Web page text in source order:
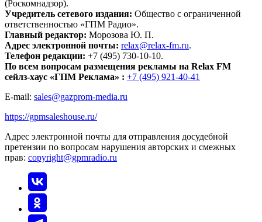
(Роскомнадзор).
Учредитель сетевого издания: Общество с ограниченной
ответственностью «ГПМ Радио».
Главный редактор: Морозова Ю. П.
Адрес электронной почты: relax@relax-fm.ru.
Телефон редакции: +7 (495) 730-10-10.
По всем вопросам размещения рекламы на Relax FM
сейлз-хаус «ГПМ Реклама» : +7 (495) 921-40-41
E-mail: sales@gazprom-media.ru
https://gpmsaleshouse.ru/
Адрес электронной почты для отправления досудебной
претензии по вопросам нарушения авторских и смежных
прав: copyright@gpmradio.ru